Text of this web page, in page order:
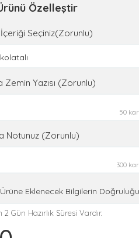
Özelleştir
Seçiniz(Zorunlu)
Zemin Yazısı (Zorunlu)
50
Notunuz (Zorunlu)
300
Ürüne Eklenecek Bilgilerin
2 Gün Hazırlık Süresi Vardır.